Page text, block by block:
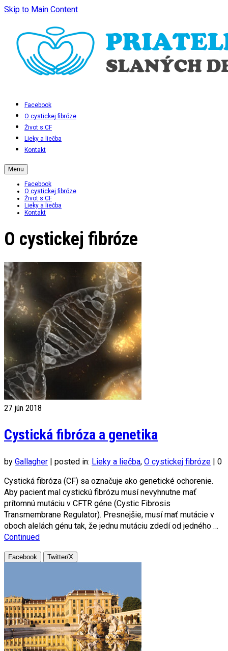
Skip to Main Content
Facebook
O cystickej fibróze
Život s CF
Lieky a liečba
Kontakt
Menu
Facebook
O cystickej fibróze
Život s CF
Lieky a liečba
Kontakt
O cystickej fibróze
27 jún 2018
Cystická fibróza a genetika
by Gallagher | posted in: Lieky a liečba, O cystickej fibróze | 0
Cystická fibróza (CF) sa označuje ako genetické ochorenie.
Aby pacient mal cystickú fibrózu musí nevyhnutne mať
prítomnú mutáciu v CFTR géne (Cystic Fibrosis
Transmembrane Regulator). Presnejšie, musí mať mutácie v
oboch alelách génu tak, že jednu mutáciu zdedí od jedného …
Continued
Facebook Twitter/X